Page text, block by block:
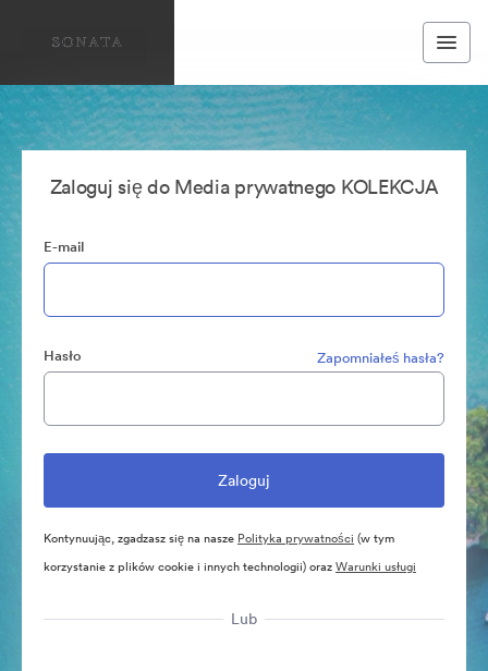
Zaloguj się do Media prywatnego KOLEKCJA
E-mail
Hasło Zapomniałeś hasła?
Kontynuując, zgadzasz się na nasze Polityka prywatności (w tym
korzystanie z plików cookie i innych technologii) orazWarunki usługi
Lub